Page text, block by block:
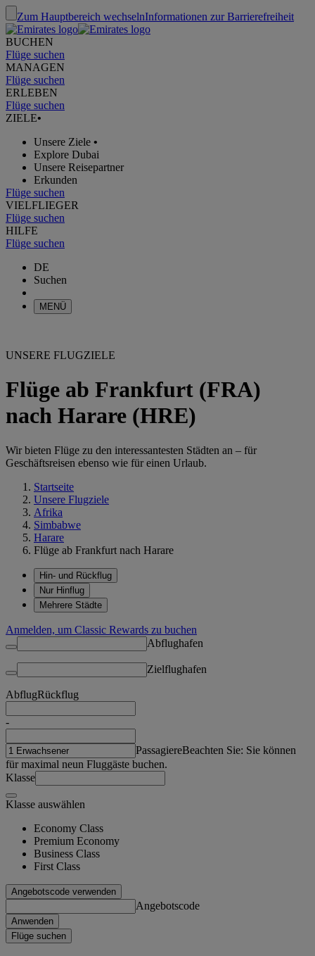
Zum Hauptbereich wechselnInformationen zur Barrierefreiheit
BUCHEN
Flüge suchen
MANAGEN
Flüge suchen
ERLEBEN
Flüge suchen
ZIELE•
Unsere Ziele •
Explore Dubai
Unsere Reisepartner
Erkunden
Flüge suchen
VIELFLIEGER
Flüge suchen
HILFE
Flüge suchen
DE
Suchen
MENÜ
UNSERE FLUGZIELE
Flüge ab Frankfurt (FRA)
nach Harare (HRE)
Wir bieten Flüge zu den interessantesten Städten an – für
Geschäftsreisen ebenso wie für einen Urlaub.
Startseite
Unsere Flugziele
Afrika
Simbabwe
Harare
Flüge ab Frankfurt nach Harare
Hin- und Rückflug
Nur Hinflug
Mehrere Städte
Anmelden, um Classic Rewards zu buchen
Abflughafen
Zielflughafen
AbflugRückflug
-
PassagiereBeachten Sie: Sie können
für maximal neun Fluggäste buchen.
Klasse
Klasse auswählen
Economy Class
Premium Economy
Business Class
First Class
Angebotscode verwenden
Angebotscode
Anwenden
Flüge suchen